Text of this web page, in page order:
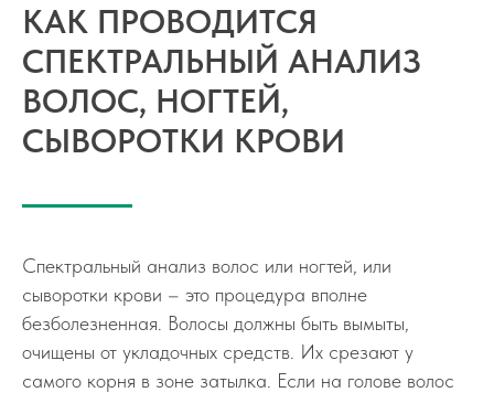
КАК ПРОВОДИТСЯ
СПЕКТРАЛЬНЫЙ АНАЛИЗ
ВОЛОС, НОГТЕЙ,
СЫВОРОТКИ КРОВИ
Спектральный анализ волос или ногтей, или
сыворотки крови – это процедура вполне
безболезненная. Волосы должны быть вымыты,
очищены от укладочных средств. Их срезают у
самого корня в зоне затылка. Если на голове волос
Отправить
ул. Орджоникидзе, д. 50
+7 (914) 273-55-85
+7 (4112) 73-55-85